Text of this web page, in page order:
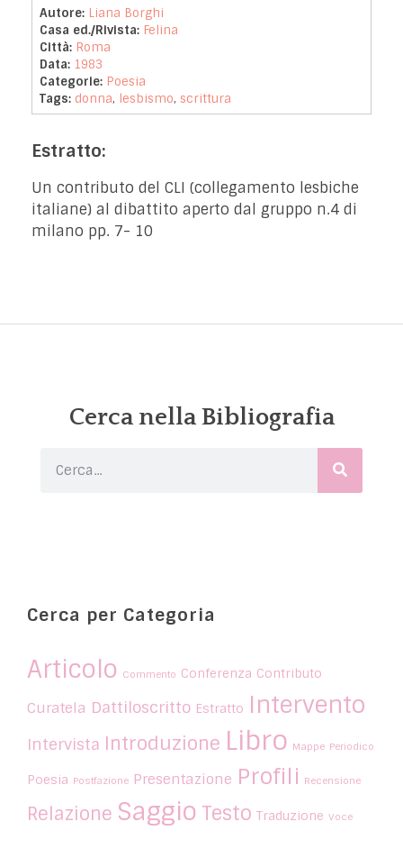
Autore: Liana Borghi
Casa ed./Rivista: Felina
Città: Roma
Data: 1983
Categorie: Poesia
Tags: donna, lesbismo, scrittura
Estratto:
Un contributo del CLI (collegamento lesbiche
italiane) al dibattito aperto dal gruppo n.4 di
milano pp. 7- 10
Cerca nella Bibliografia
Cerca per Categoria
Articolo Commento Conferenza Contributo
Curatela Dattiloscritto Estratto Intervento
Intervista Introduzione Libro Mappe Periodico
Poesia Postfazione Presentazione Profili Recensione
Relazione Saggio Testo Traduzione Voce